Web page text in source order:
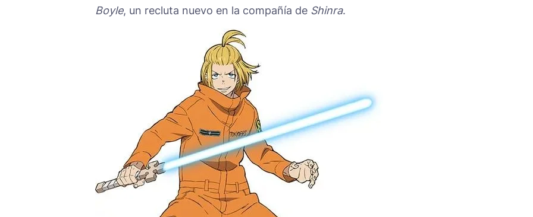
Boyle, un recluta nuevo en la compañía de Shinra.